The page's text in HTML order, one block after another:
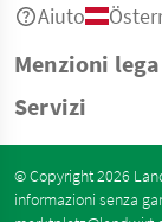
Menzioni
Servizi
Aiuto
© Copyright 2026
informazioni senza